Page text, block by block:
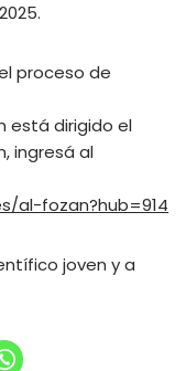
proceso de
está dirigido el
ingresá al
al-fozan?hub=914
joven y a